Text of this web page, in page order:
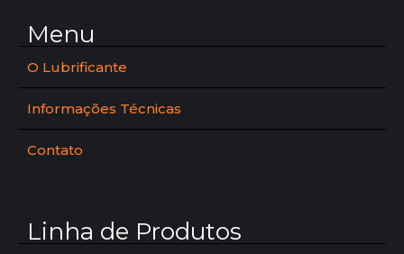
Menu
O Lubrificante
Informações Técnicas
Contato
Linha de Produtos